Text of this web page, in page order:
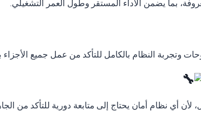
بما يضمن الأداء المستقر وطول العمر التشغيلي.
وتجربة النظام بالكامل للتأكد من عمل جميع الأجزاء
أي نظام أمان يحتاج إلى متابعة دورية للتأكد من